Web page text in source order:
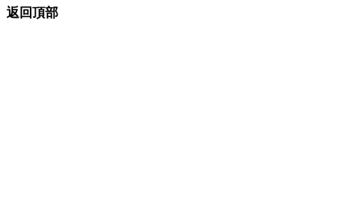
返回頂部